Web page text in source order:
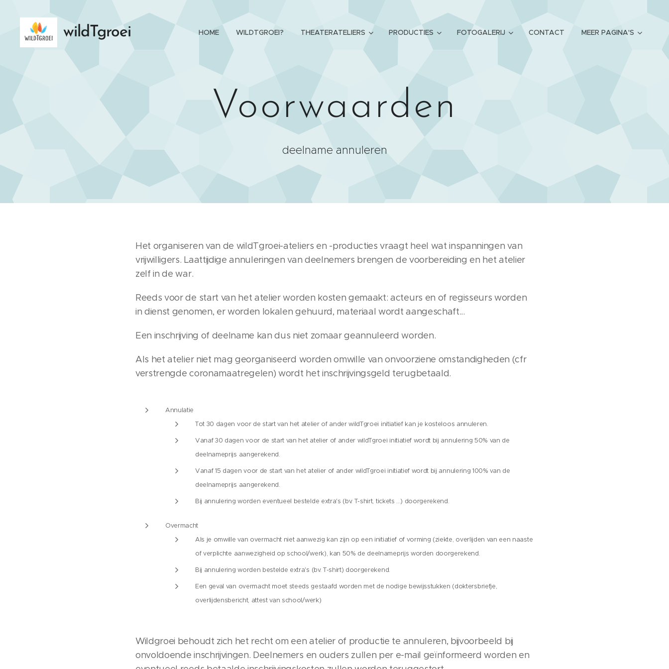
wildTgroei HOME WILDTGROEI? THEATERATELIERS PRODUCTIES FOTOGALERIJ CONTACT MEER PAGINA'S
Voorwaarden
deelname annuleren
Het organiseren van de wildTgroei-ateliers en -producties vraagt heel wat inspanningen van
vrijwilligers. Laattijdige annuleringen van deelnemers brengen de voorbereiding en het atelier
zelf in de war.
Reeds voor de start van het atelier worden kosten gemaakt: acteurs en of regisseurs worden
in dienst genomen, er worden lokalen gehuurd, materiaal wordt aangeschaft...
Een inschrijving of deelname kan dus niet zomaar geannuleerd worden.
Als het atelier niet mag georganiseerd worden omwille van onvoorziene omstandigheden (cfr
verstrengde coronamaatregelen) wordt het inschrijvingsgeld terugbetaald.
Annulatie
Tot 30 dagen voor de start van het atelier of ander wildTgroei initiatief kan je kosteloos annuleren.
Vanaf 30 dagen voor de start van het atelier of ander wildTgroei initiatief wordt bij annulering 50% van de
deelnameprijs aangerekend.
Vanaf 15 dagen voor de start van het atelier of ander wildTgroei initiatief wordt bij annulering 100% van de
deelnameprijs aangerekend.
Bij annulering worden eventueel bestelde extra's (bv. T-shirt, tickets ...) doorgerekend.
Overmacht
Als je omwille van overmacht niet aanwezig kan zijn op een initiatief of vorming (ziekte, overlijden van een naaste
of verplichte aanwezigheid op school/werk), kan 50% de deelnameprijs worden doorgerekend.
Bij annulering worden bestelde extra's (bv. T-shirt) doorgerekend.
Een geval van overmacht moet steeds gestaafd worden met de nodige bewijsstukken (doktersbriefje,
overlijdensbericht, attest van school/werk)
Wildgroei behoudt zich het recht om een atelier of productie te annuleren, bijvoorbeeld bij
onvoldoende inschrijvingen. Deelnemers en ouders zullen per e-mail geïnformeerd worden en